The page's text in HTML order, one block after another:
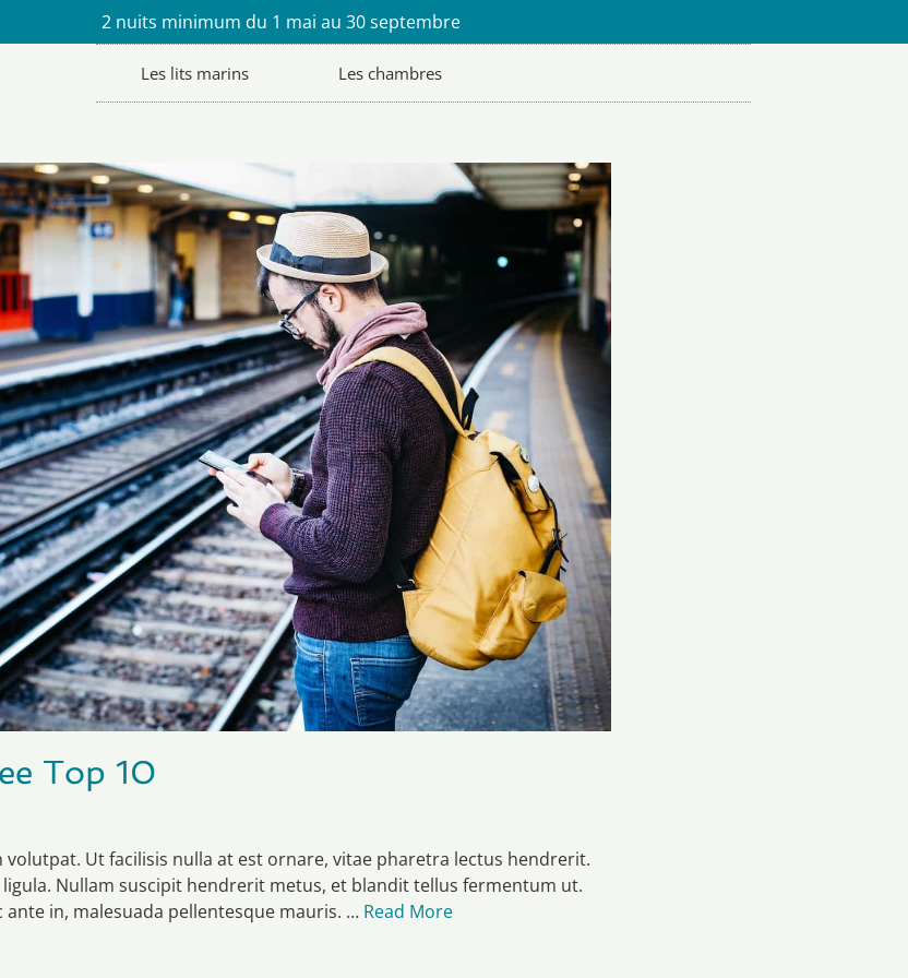
2 nuits minimum du 1 mai au 30 septembre
Les lits marins Les chambres
Top 10
volutpat. Ut facilisis nulla at est ornare, vitae pharetra lectus hendrerit.
Nullam suscipit hendrerit metus, et blandit tellus fermentum ut.
in, malesuada pellentesque mauris. … Read More